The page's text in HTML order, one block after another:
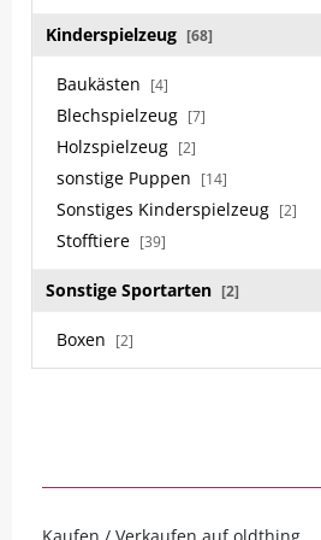
Kinderspielzeug [68]
Baukästen [4]
Blechspielzeug [7]
Holzspielzeug [2]
sonstige Puppen [14]
Sonstiges Kinderspielzeug [2]
Stofftiere [39]
Sonstige Sportarten [2]
Boxen [2]